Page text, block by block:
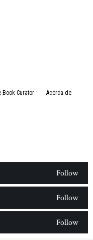
Book Curator
Acerca de
Follow
Follow
Follow